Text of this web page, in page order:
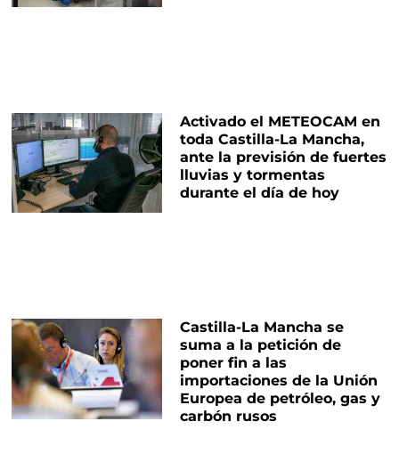
Activado el METEOCAM en
toda Castilla-La Mancha,
ante la previsión de fuertes
lluvias y tormentas
durante el día de hoy
Castilla-La Mancha se
suma a la petición de
poner fin a las
importaciones de la Unión
Europea de petróleo, gas y
carbón rusos